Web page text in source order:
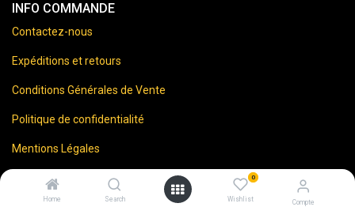
Home Search
0
Wishlist Compte
INFO COMMANDE
Contactez-nous
Expéditions et retours
Conditions Générales de Vente
Politique de confidentialité
Mentions Légales